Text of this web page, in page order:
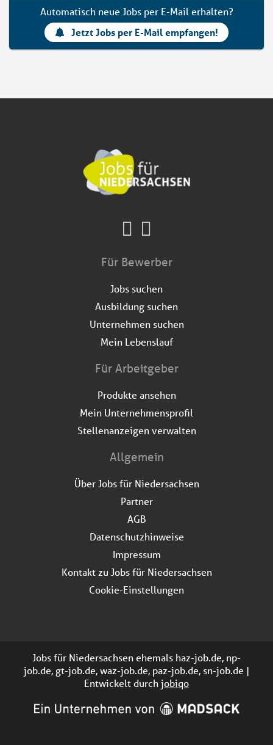
Automatisch neue Jobs per E-Mail erhalten?
Jetzt Jobs per E-Mail empfangen!
Für Bewerber
Jobs suchen
Ausbildung suchen
Unternehmen suchen
Mein Lebenslauf
Für Arbeitgeber
Produkte ansehen
Mein Unternehmensprofil
Stellenanzeigen verwalten
Allgemein
Über Jobs für Niedersachsen
Partner
AGB
Datenschutzhinweise
Impressum
Kontakt zu Jobs für Niedersachsen
Cookie-Einstellungen
Jobs für Niedersachsen ehemals haz-job.de, np-
job.de, gt-job.de, waz-job.de, paz-job.de, sn-job.de |
Entwickelt durchjobiqo